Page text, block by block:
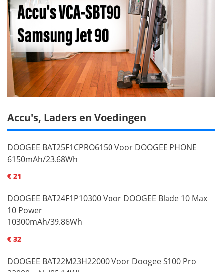
Accu's, Laders en Voedingen
DOOGEE BAT25F1CPRO6150 Voor DOOGEE PHONE
6150mAh/23.68Wh
€ 21
DOOGEE BAT24F1P10300 Voor DOOGEE Blade 10 Max
10 Power
10300mAh/39.86Wh
€ 32
DOOGEE BAT22M23H22000 Voor Doogee S100 Pro